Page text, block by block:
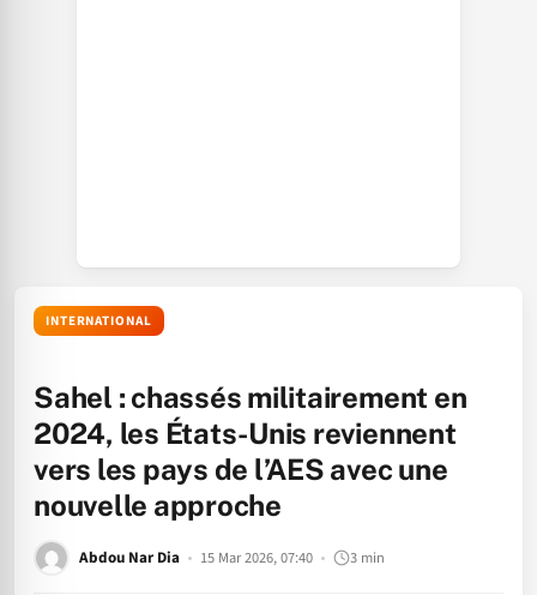
INTERNATIONAL
Sahel : chassés militairement en
2024, les États-Unis reviennent
vers les pays de l’AES avec une
nouvelle approche
Abdou Nar Dia 15 Mar 2026, 07:40 3 min